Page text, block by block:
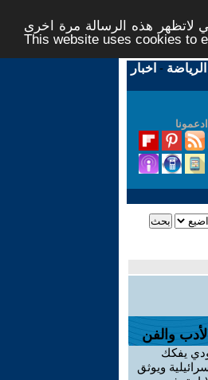
لاتظهر هذه الرسالة مرة اخرى -
This website uses cookies to
الرياضة - اخبار
والفن
يفكك
ويوثق